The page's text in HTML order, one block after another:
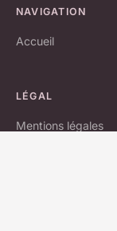
NAVIGATION
Accueil
LÉGAL
Mentions légales